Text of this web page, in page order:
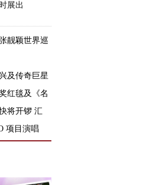
展出
靓颖世界巡
及传奇巨星
红毯及《名
将开锣 汇
项目演唱